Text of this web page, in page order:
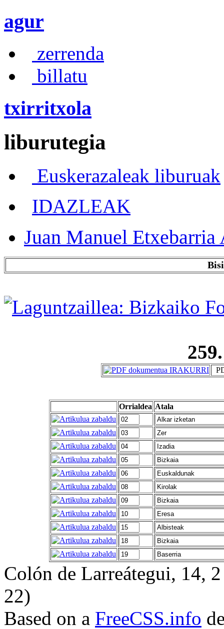
agur
zerrenda
billatu
txirritxola
liburutegia
Euskerazaleak liburuak
IDAZLEAK
Juan Manuel Etxebarria
Orrialdea Atala
Colón de Larreátegui, 14,
22)
Based on a FreeCSS.info